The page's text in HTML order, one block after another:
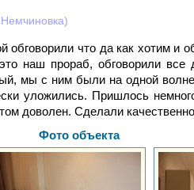
обговорили что да как хотим
наш прораб, обговорили
мы с ним были на одной
уложились. Пришлось
доволен. Сделали
Фото объекта